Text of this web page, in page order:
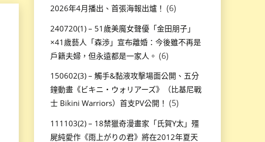
2026年4月播出、首張海報出爐！ (6)
240720(1) – 51歲美魔女聲優「金田朋子」
×41歲藝人「森渉」宣布離婚：今後雖不再是
戶籍夫婦，但永遠都是一家人。 (6)
150602(3) – 觸手&黏液攻擊場面公開、五分
鐘動畫《ビキニ・ウォリアーズ》（比基尼戰
士 Bikini Warriors）首支PV公開！ (5)
111103(2) – 18禁獵奇漫畫家「氏賀Y太」殭
屍純愛作《雨上がりの君》將在2012年夏天